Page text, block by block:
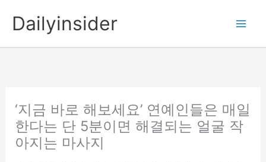
Dailyinsider
‘지금 바로 해보세요’ 연예인들은 매일
한다는 단 5분이면 해결되는 얼굴 작
아지는 마사지